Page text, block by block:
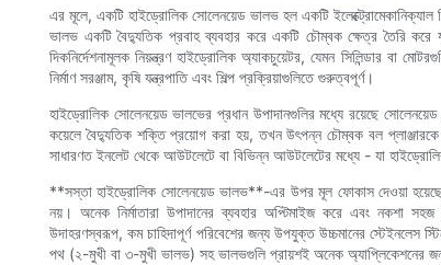
এর মূলে, একটি হাইড্রোলিক সোলেনয়েড ভালভ হল একটি
ভালভ একটি বৈদ্যুতিক প্রবাহ ব্যবহার করে একটি চৌম্বক ক্ষেত্র তৈরি
দিকনির্দেশনামূলক নিয়ন্ত্রণ হাইড্রোলিক অ্যাকচুয়েটর, যেমন সিলিন্ডার বা
নির্মাণ সরঞ্জাম, কৃষি যন্ত্রপাতি এবং শিল্প প্রক্রিয়াগুলিতে গুরুত্বপূর্ণ।
হাইড্রোলিক সোলেনয়েড ভালভের প্রধান উপাদানগুলির মধ্যে রয়েছে
কয়েলে বৈদ্যুতিক শক্তি প্রয়োগ করা হয়, তখন উৎপন্ন চৌম্বক বল প্লাঞ্জারকে
সাধারণত ইনলেট থেকে আউটলেটে বা বিভিন্ন আউটলেটের মধ্যে - যা হাইড্রোলিক
**সস্তা হাইড্রোলিক সোলেনয়েড ভালভ**-এর উপর মূল ফোকাস দেওয়া হয়েছে,
নয়। অনেক নির্মাতারা উপাদানের ব্যবহার অপ্টিমাইজ করে এবং নকশা
উদাহরণস্বরূপ, কম চাহিদাপূর্ণ পরিবেশের জন্য উপযুক্ত উচ্চমানের স্টেইনলেস
পথ (২-মুখী বা ৩-মুখী ভালভ) সহ ভালভগুলি প্রায়শই অনেক অ্যাপ্লিকেশনের